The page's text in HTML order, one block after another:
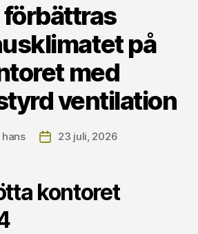
förbättras
på
med
ventilation
hans Inläggsdatum
23 juli, 2026
kontoret